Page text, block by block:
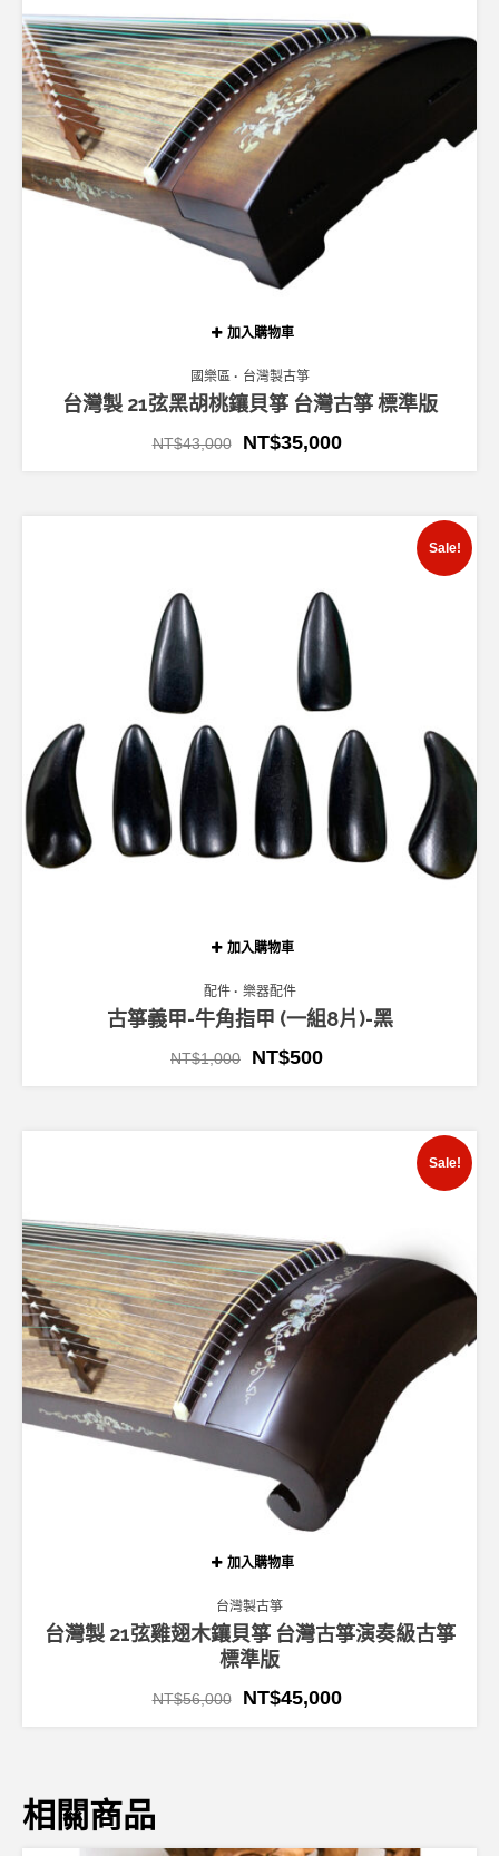
加入購物車
國樂區 台灣製古箏
台灣製 21弦黑胡桃鑲貝箏 台灣古箏 標準版
NT$43,000 NT$35,000
加入購物車
Sale!
配件 樂器配件
古箏義甲-牛角指甲 (一組8片)-黑
NT$1,000 NT$500
加入購物車
Sale!
台灣製古箏
台灣製 21弦雞翅木鑲貝箏 台灣古箏演奏級古箏
標準版
NT$56,000 NT$45,000
相關商品